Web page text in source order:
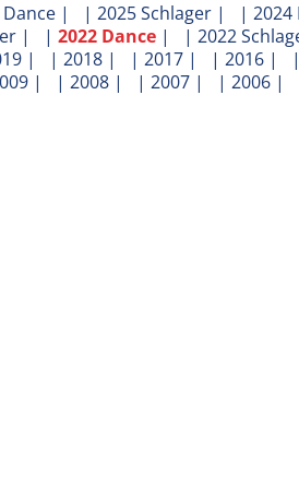
| | 2025 Schlager | | 2024
| | 2022 Dance | | 2022
| | 2018 | | 2017 | | 2016 | |
| | 2008 | | 2007 | | 2006 |